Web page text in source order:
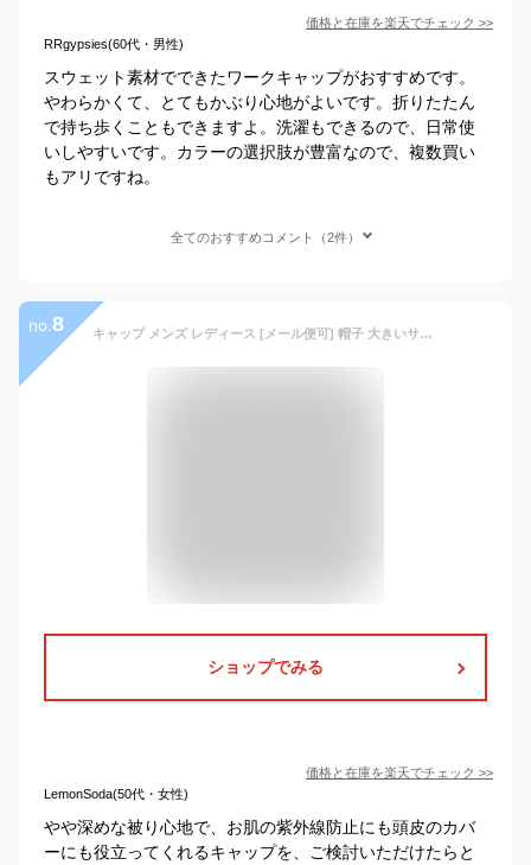
価格と在庫を楽天でチェック >>
RRgypsies(60代・男性)
スウェット素材でできたワークキャップがおすすめです。
やわらかくて、とてもかぶり心地がよいです。折りたたん
で持ち歩くこともできますよ。洗濯もできるので、日常使
いしやすいです。カラーの選択肢が豊富なので、複数買い
もアリですね。
全てのおすすめコメント（2件）
no. 8 キャップ メンズ レディース [メール便可] 帽子 大きいサイズ やや深め 春夏 秋冬 男女兼用 ヘリンボーンCottonワークキャップ [Zn]
ショップでみる
価格と在庫を楽天でチェック >>
LemonSoda(50代・女性)
やや深めな被り心地で、お肌の紫外線防止にも頭皮のカバ
ーにも役立ってくれるキャップを、ご検討いただけたらと